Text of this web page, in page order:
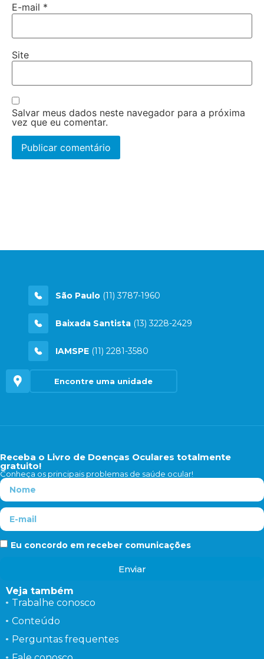
E-mail *
Site
Salvar meus dados neste navegador para a próxima
vez que eu comentar.
São Paulo (11) 3787-1960
Baixada Santista (13) 3228-2429
IAMSPE (11) 2281-3580
Encontre uma unidade
Receba o Livro de Doenças Oculares totalmente
gratuito!
Conheça os principais problemas de saúde ocular!
Eu concordo em receber comunicações
Enviar
Veja também
Trabalhe conosco
Conteúdo
Perguntas frequentes